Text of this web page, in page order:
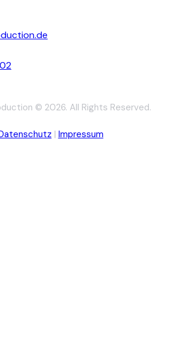
© 2026. All Rights Reserved.
| Impressum